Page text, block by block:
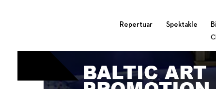
Repertuar Spektakle
baner wydarzenie na FB2